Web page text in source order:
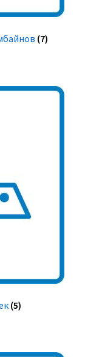
(7)
(5)